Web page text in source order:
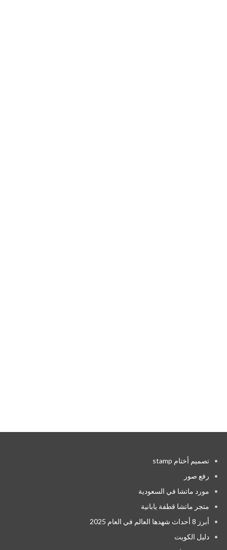
تصميم أختام stamp
رفع صور
مورد ماتشا في السعودية
متجر ماتشا قطفة يابانية
أبرز 8 أحداث شهدها العالم في العام 2025
دليل الكويت